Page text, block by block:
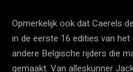
Opmerkelijk ook dat Caerels
in de eerste 16 edities van
andere Belgische rijders die
gemaakt. Van alleskunner